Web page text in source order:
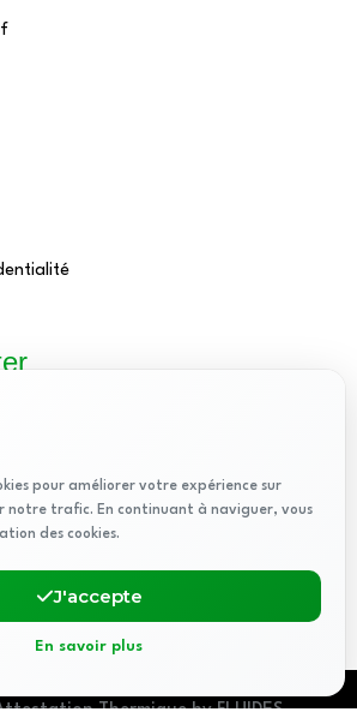
Rosny-sous-Bois, France
Thermique by FLUIDES
pour améliorer votre expérience sur
notre trafic. En continuant à naviguer, vous
des cookies.
J'accepte
En savoir plus